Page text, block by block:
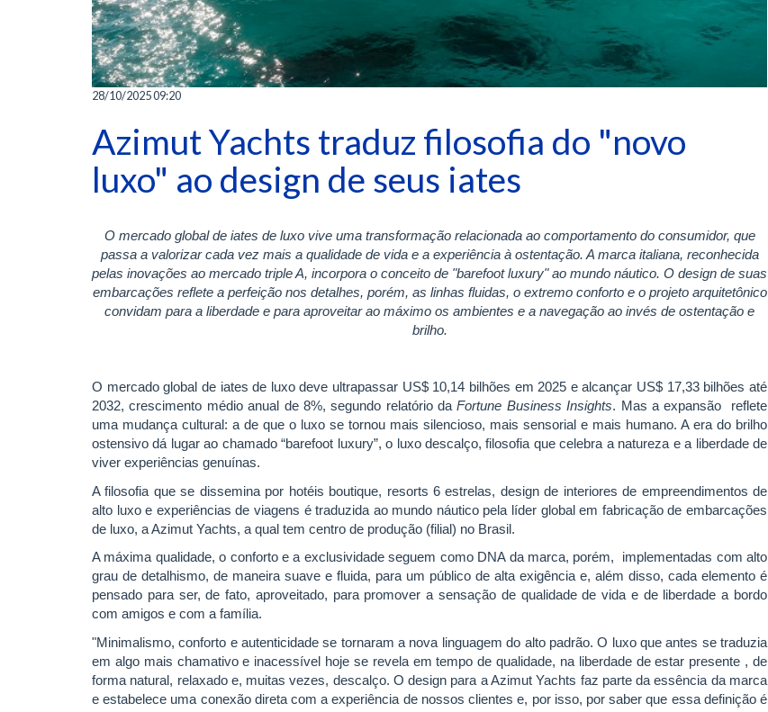
28/10/2025 09:20
Azimut Yachts traduz filosofia do "novo
luxo" ao design de seus iates
O mercado global de iates de luxo vive uma transformação relacionada ao comportamento do consumidor, que
passa a valorizar cada vez mais a qualidade de vida e a experiência à ostentação. A marca italiana, reconhecida
pelas inovações ao mercado triple A, incorpora o conceito de "barefoot luxury" ao mundo náutico. O design de suas
embarcações reflete a perfeição nos detalhes, porém, as linhas fluidas, o extremo conforto e o projeto arquitetônico
convidam para a liberdade e para aproveitar ao máximo os ambientes e a navegação ao invés de ostentação e
brilho.
O mercado global de iates de luxo deve ultrapassar US$ 10,14 bilhões em 2025 e alcançar US$ 17,33 bilhões até
2032, crescimento médio anual de 8%, segundo relatório daFortune Business Insights. Mas a expansão reflete
uma mudança cultural: a de que o luxo se tornou mais silencioso, mais sensorial e mais humano. A era do brilho
ostensivo dá lugar ao chamado “barefoot luxury”, o luxo descalço, filosofia que celebra a natureza e a liberdade de
viver experiências genuínas.
A filosofia que se dissemina por hotéis boutique, resorts 6 estrelas, design de interiores de empreendimentos de
alto luxo e experiências de viagens é traduzida ao mundo náutico pela líder global em fabricação de embarcações
de luxo, a Azimut Yachts, a qual tem centro de produção (filial) no Brasil.
A máxima qualidade, o conforto e a exclusividade seguem como DNA da marca, porém, implementadas com alto
grau de detalhismo, de maneira suave e fluida, para um público de alta exigência e, além disso, cada elemento é
pensado para ser, de fato, aproveitado, para promover a sensação de qualidade de vida e de liberdade a bordo
com amigos e com a família.
"Minimalismo, conforto e autenticidade se tornaram a nova linguagem do alto padrão. O luxo que antes se traduzia
em algo mais chamativo e inacessível hoje se revela em tempo de qualidade, na liberdade de estar presente , de
forma natural, relaxado e, muitas vezes, descalço. O design para a Azimut Yachts faz parte da essência da marca
e estabelece uma conexão direta com a experiência de nossos clientes e, por isso, por saber que essa definição é